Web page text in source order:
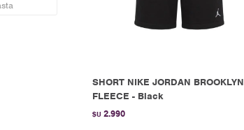
SHORT NIKE JORDAN BROOKLYN
FLEECE - Black
$U 2.990